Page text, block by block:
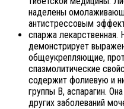
наделены
антистрессовым
спаржа лекарственная.
демонстрирует
общеукрепляющие,
спазмолитические
содержит фолиевую и
группы В, аспарагин.
других заболеваний